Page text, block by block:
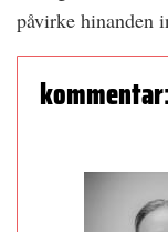
påvirke hinanden